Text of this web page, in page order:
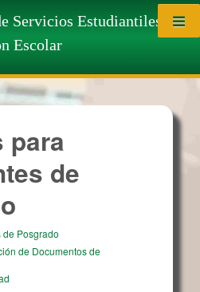
Servicios Estudiantiles
Escolar
Estudiantes de
para
de
Posgrado
de Documentos de